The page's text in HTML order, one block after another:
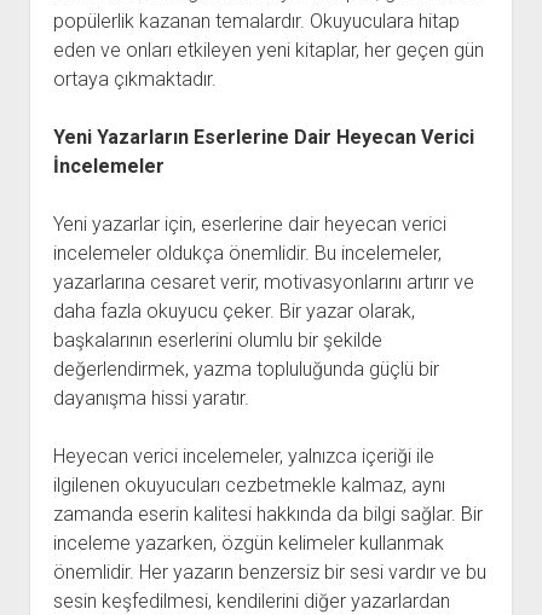
popülerlik kazanan temalardır. Okuyuculara hitap
eden ve onları etkileyen yeni kitaplar, her geçen gün
ortaya çıkmaktadır.
Yeni Yazarların Eserlerine Dair Heyecan Verici
İncelemeler
Yeni yazarlar için, eserlerine dair heyecan verici
incelemeler oldukça önemlidir. Bu incelemeler,
yazarlarına cesaret verir, motivasyonlarını artırır ve
daha fazla okuyucu çeker. Bir yazar olarak,
başkalarının eserlerini olumlu bir şekilde
değerlendirmek, yazma topluluğunda güçlü bir
dayanışma hissi yaratır.
Heyecan verici incelemeler, yalnızca içeriği ile
ilgilenen okuyucuları cezbetmekle kalmaz, aynı
zamanda eserin kalitesi hakkında da bilgi sağlar. Bir
inceleme yazarken, özgün kelimeler kullanmak
önemlidir. Her yazarın benzersiz bir sesi vardır ve bu
sesin keşfedilmesi, kendilerini diğer yazarlardan